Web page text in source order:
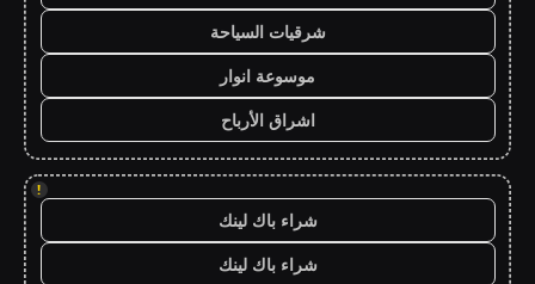
شرقيات السياحة
موسوعة انوار
اشراق الأرباح
!
شراء باك لينك
شراء باك لينك